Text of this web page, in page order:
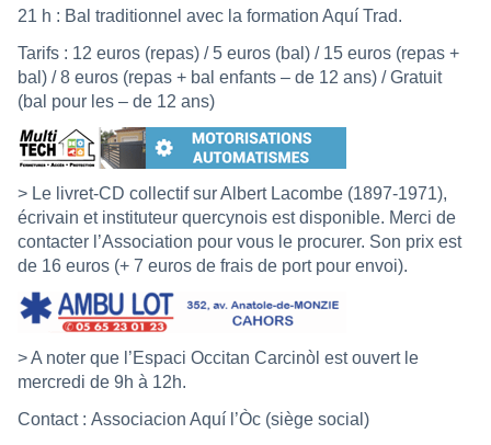
21 h : Bal traditionnel avec la formation Aquí Trad.
Tarifs : 12 euros (repas) / 5 euros (bal) / 15 euros (repas +
bal) / 8 euros (repas + bal enfants – de 12 ans) / Gratuit
(bal pour les – de 12 ans)
> Le livret-CD collectif sur Albert Lacombe (1897-1971),
écrivain et instituteur quercynois est disponible. Merci de
contacter l’Association pour vous le procurer. Son prix est
de 16 euros (+ 7 euros de frais de port pour envoi).
> A noter que l’Espaci Occitan Carcinòl est ouvert le
mercredi de 9h à 12h.
Contact : Associacion Aquí l’Òc (siège social)